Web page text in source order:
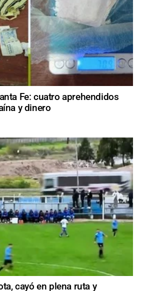
Fe: cuatro aprehendidos
y dinero
cayó en plena ruta y